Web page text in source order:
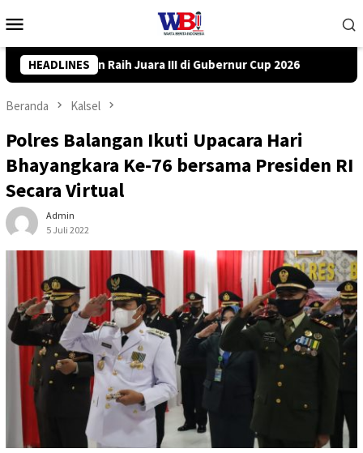
ke
Mobile
HEADLINES
Cup 2026 DPRD Tanah Bumbu Desak PLN
Beranda Kalsel
Polres Balangan Ikuti Upacara Hari
Bhayangkara Ke-76 bersama Presiden RI
Secara Virtual
Admin
5 Juli 2022